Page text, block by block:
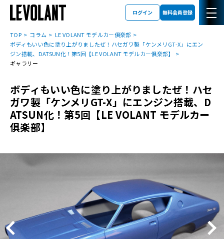
ログイン 無料会員登録
TOP コラム
LE VOLANT モデルカー俱楽部
ボディもいい色に塗り上がりましたぜ！ハセガワ製「ケンメリGT-X」にエン
ジン搭載、DATSUN化！第5回【LE VOLANT モデルカー俱楽部】
ギャラリー
ボディもいい色に塗り上がりましたぜ！ハセ
ガワ製「ケンメリGT-X」にエンジン搭載、D
ATSUN化！第5回【LE VOLANT モデルカー
俱楽部】